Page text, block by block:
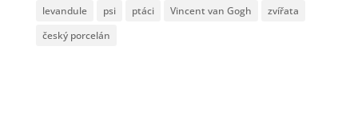
levandule
psi ptáci Vincent van Gogh
zvířata
český porcelán